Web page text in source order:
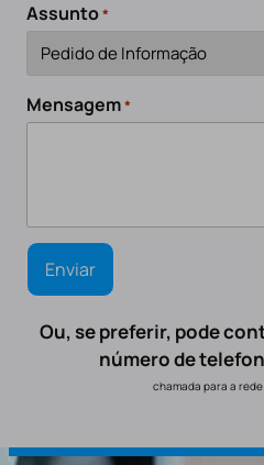
Assunto*
Mensagem*
Ou, se preferir, pode
número de
chamada para a